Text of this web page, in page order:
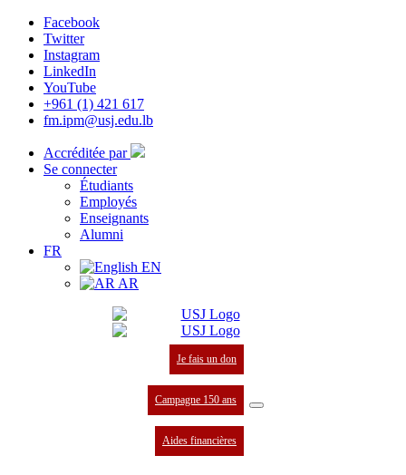
Facebook
Twitter
Instagram
LinkedIn
YouTube
+961 (1) 421 617
fm.ipm@usj.edu.lb
Accréditée par
Se connecter
Étudiants
Employés
Enseignants
Alumni
FR
EN
AR
Je fais un don
Campagne 150 ans
Aides financières